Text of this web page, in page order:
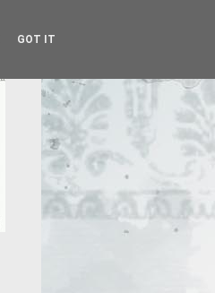
GOT IT